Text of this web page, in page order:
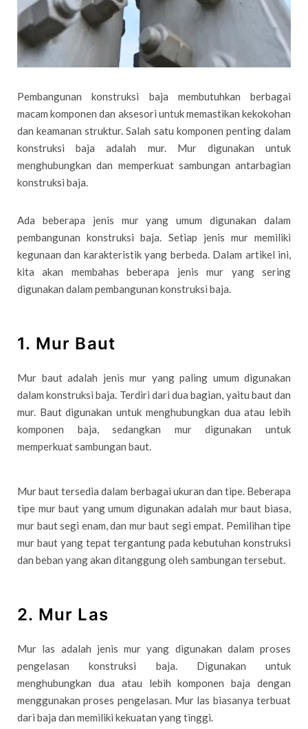
Pembangunan konstruksi baja membutuhkan berbagai
macam komponen dan aksesori untuk memastikan kekokohan
dan keamanan struktur. Salah satu komponen penting dalam
konstruksi baja adalah mur. Mur digunakan untuk
menghubungkan dan memperkuat sambungan antarbagian
konstruksi baja.
Ada beberapa jenis mur yang umum digunakan dalam
pembangunan konstruksi baja. Setiap jenis mur memiliki
kegunaan dan karakteristik yang berbeda. Dalam artikel ini,
kita akan membahas beberapa jenis mur yang sering
digunakan dalam pembangunan konstruksi baja.
1. Mur Baut
Mur baut adalah jenis mur yang paling umum digunakan
dalam konstruksi baja. Terdiri dari dua bagian, yaitu baut dan
mur. Baut digunakan untuk menghubungkan dua atau lebih
komponen baja, sedangkan mur digunakan untuk
memperkuat sambungan baut.
Mur baut tersedia dalam berbagai ukuran dan tipe. Beberapa
tipe mur baut yang umum digunakan adalah mur baut biasa,
mur baut segi enam, dan mur baut segi empat. Pemilihan tipe
mur baut yang tepat tergantung pada kebutuhan konstruksi
dan beban yang akan ditanggung oleh sambungan tersebut.
2. Mur Las
Mur las adalah jenis mur yang digunakan dalam proses
pengelasan konstruksi baja. Digunakan untuk
menghubungkan dua atau lebih komponen baja dengan
menggunakan proses pengelasan. Mur las biasanya terbuat
dari baja dan memiliki kekuatan yang tinggi.